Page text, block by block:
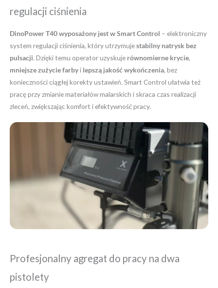
regulacji ciśnienia
DinoPower T40 wyposażony jest w Smart Control – elektroniczny
system regulacji ciśnienia, który utrzymujestabilny natrysk bez
pulsacji. Dzięki temu operator uzyskuje równomierne krycie,
mniejsze zużycie farbyi lepszą jakość wykończenia, bez
konieczności ciągłej korekty ustawień. Smart Control ułatwia też
pracę przy zmianie materiałów malarskich i skraca czas realizacji
zleceń, zwiększając komfort i efektywność pracy.
Profesjonalny agregat do pracy na dwa
pistolety